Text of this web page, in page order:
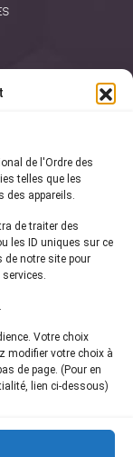
de l'Ordre des
telles que les
des appareils.
de traiter des
les ID uniques sur ce
de notre site pour
Votre choix
modifier votre choix à
de page. (Pour en
lien ci-dessous)